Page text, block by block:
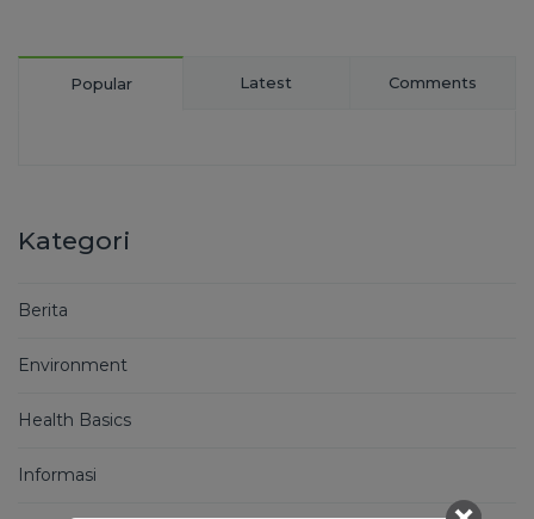
Popular Latest Comments
Kategori
Berita
Environment
Health Basics
Informasi